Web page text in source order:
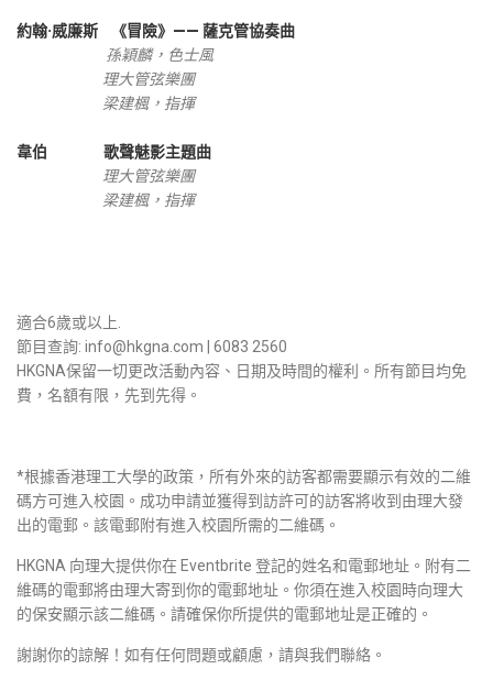
約翰·威廉斯
《冒險》—— 薩克管協奏曲
孫穎麟，色士風
理大管弦樂團
梁建楓，指揮
韋伯
歌聲魅影主題曲
理大管弦樂團
梁建楓，指揮
適合6歲或以上.
節目查詢: info@hkgna.com | 6083 2560
HKGNA保留一切更改活動內容、日期及時間的權利。所有節目均免
費，名額有限，先到先得。
*根據香港理工大學的政策，所有外來的訪客都需要顯示有效的二維
碼方可進入校園。成功申請並獲得到訪許可的訪客將收到由理大發
出的電郵。該電郵附有進入校園所需的二維碼。
HKGNA 向理大提供你在 Eventbrite 登記的姓名和電郵地址。附有二
維碼的電郵將由理大寄到你的電郵地址。你須在進入校園時向理大
的保安顯示該二維碼。請確保你所提供的電郵地址是正確的。
謝謝你的諒解！如有任何問題或顧慮，請與我們聯絡。